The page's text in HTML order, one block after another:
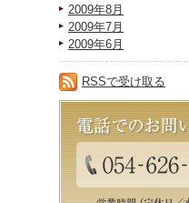
2009年8月
2009年7月
2009年6月
RSSで受け取る